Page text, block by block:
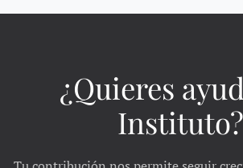
¿Quieres
Instituto?